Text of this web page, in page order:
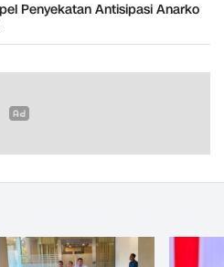
Penyekatan Antisipasi Anarko